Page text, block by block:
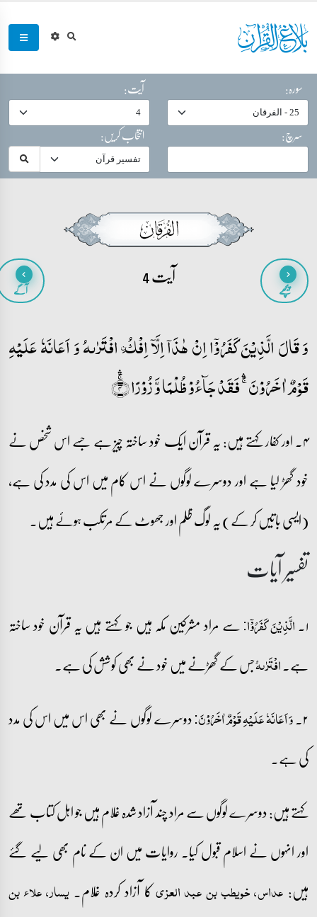
سورہ:
آیت:
سرچ:
انتخاب کریں:
پیچھے آیت 4 آگے
وَ قَالَ الَّذِیۡنَ کَفَرُوۡۤا اِنۡ ہٰذَاۤ اِلَّاۤ اِفۡکُ ۨ افۡتَرٰىہُ وَ اَعَانَہٗ عَلَیۡہِ
قَوۡمٌ اٰخَرُوۡنَ ۚۛ فَقَدۡ جَآءُوۡ ظُلۡمًا وَّ زُوۡرًا ۚ﴿ۛ۴﴾
۴۔ اور کفار کہتے ہیں: یہ قرآن ایک خود ساختہ چیز ہے جسے اس شخص نے
خود گھڑ لیا ہے اور دوسرے لوگوں نے اس کام میں اس کی مدد کی ہے،
(ایسی باتیں کر کے) یہ لوگ ظلم اور جھوٹ کے مرتکب ہوئے ہیں۔
تفسیر آیات
۱۔ الَّذِیۡنَ کَفَرُوۡۤا:سے مراد مشرکین مکہ ہیں جو کہتے ہیں یہ قرآن خود ساختہ
ہے۔افۡتَرٰىہُجس کے گھڑنے میں خود نے بھی کوشش کی ہے۔
۲۔ وَ اَعَانَہٗ عَلَیۡہِ قَوۡمٌ اٰخَرُوۡنَ:دوسرے لوگوں نے بھی اس میں اس کی مدد
کی ہے۔
کہتے ہیں: دوسرے لوگوں سے مراد چند آزاد شدہ غلام ہیں جو اہل کتاب تھے
اور انہوں نے اسلام قبول کیا۔ روایات میں ان کے نام بھی لیے گئے
ہیں:عداس، خویطب بن عبد العزیکا آزاد کردہ غلام۔یسار، علاء بن